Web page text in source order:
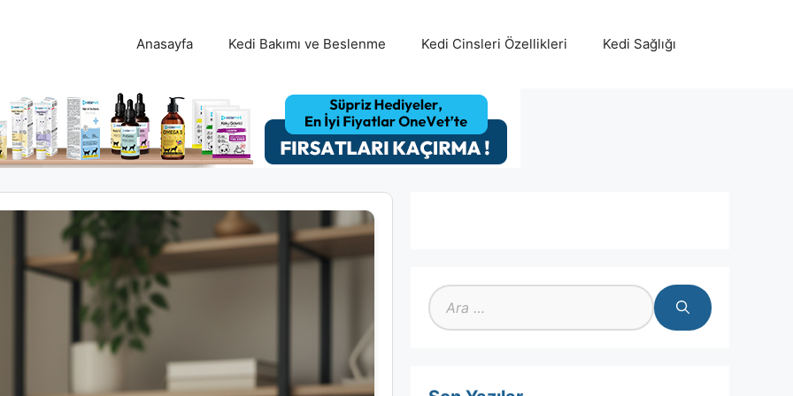
Anasayfa Kedi Bakımı ve Beslenme Kedi Cinsleri Özellikleri Kedi Sağlığı
için
ara